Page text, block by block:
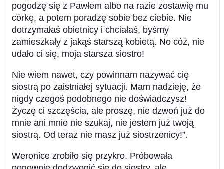
pogodzę się z Pawłem albo na razie zostawię mu
córkę, a potem poradzę sobie bez ciebie. Nie
dotrzymałaś obietnicy i chciałaś, byśmy
zamieszkały z jakąś starszą kobietą. No cóż, nie
udało ci się, moja starsza siostro!
Nie wiem nawet, czy powinnam nazywać cię
siostrą po zaistniałej sytuacji. Mam nadzieję, że
nigdy czegoś podobnego nie doświadczysz!
Życzę ci szczęścia, ale proszę, nie dzwoń już do
mnie ani mnie nie szukaj, nie jestem już twoją
siostrą. Od teraz nie masz już siostrzenicy!”.
Weronice zrobiło się przykro. Próbowała